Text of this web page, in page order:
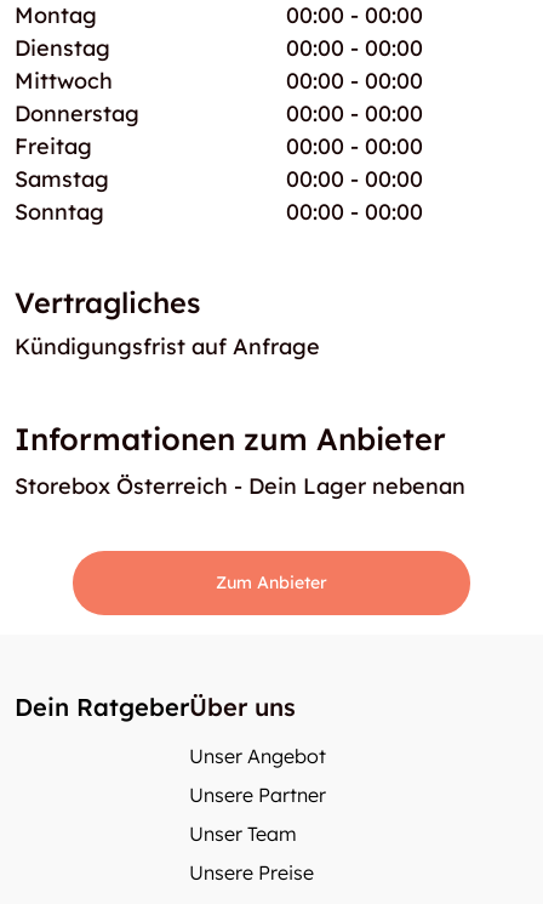
Montag
00:00 - 00:00
Dienstag
00:00 - 00:00
Mittwoch
00:00 - 00:00
Donnerstag
00:00 - 00:00
Freitag
00:00 - 00:00
Samstag
00:00 - 00:00
Sonntag
00:00 - 00:00
Vertragliches
Kündigungsfrist auf Anfrage
Informationen zum Anbieter
Storebox Österreich - Dein Lager nebenan
Zum Anbieter
Dein RatgeberÜber uns
Unser Angebot
Unsere Partner
Unser Team
Unsere Preise